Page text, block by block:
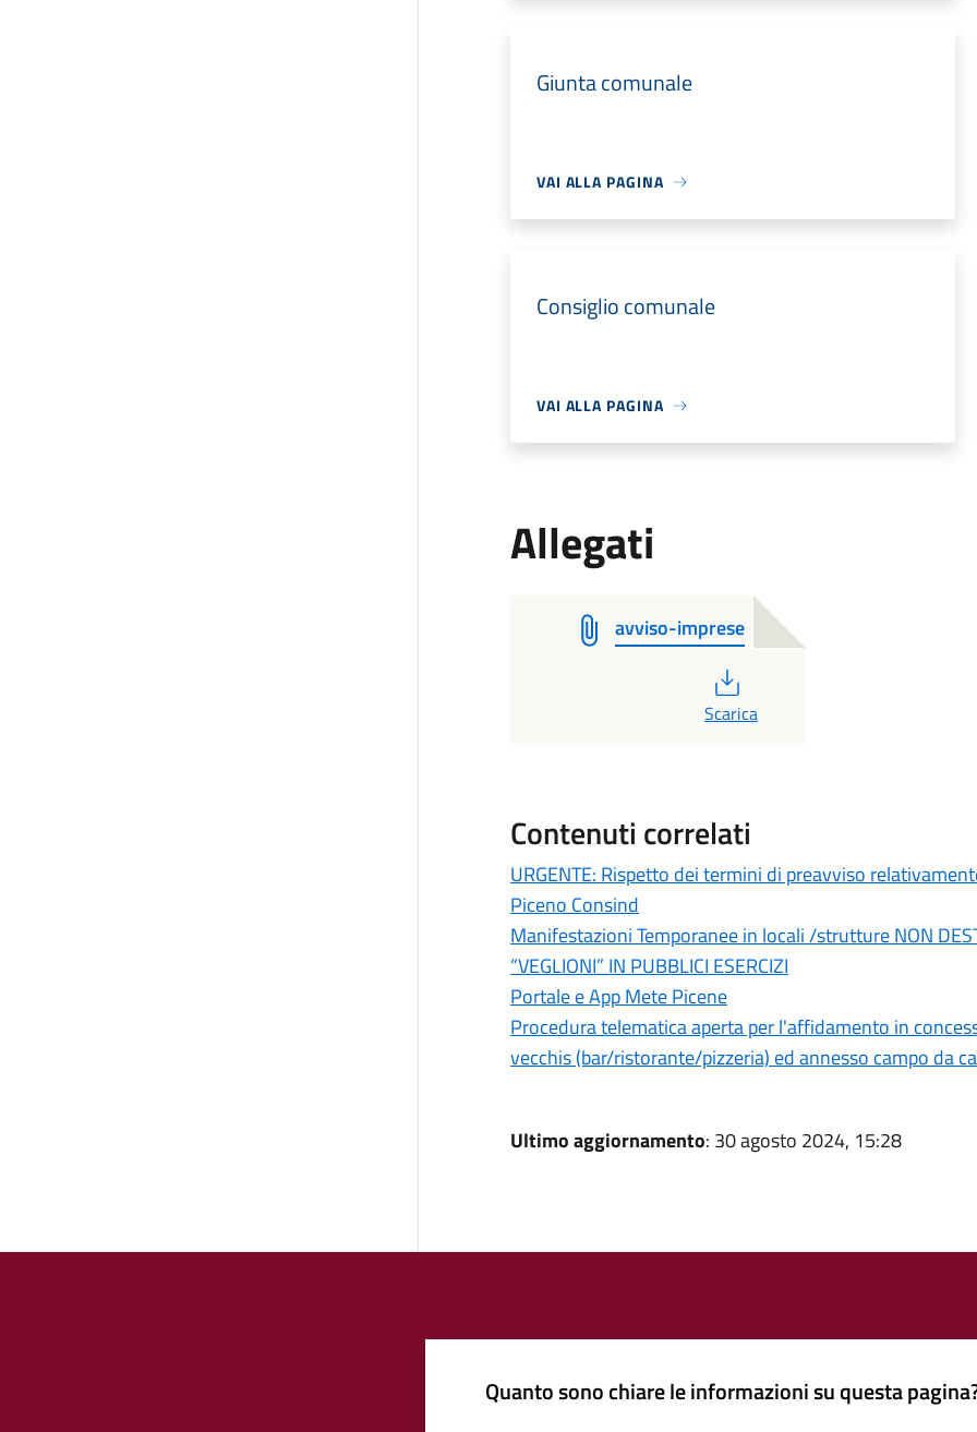
Giunta comunale
VAI ALLA PAGINA
Consiglio comunale
VAI ALLA PAGINA
Allegati
avviso-imprese
Scarica
Contenuti correlati
URGENTE: Rispetto dei termini di preavviso
Piceno Consind
Manifestazioni Temporanee in locali /strutture NON
“VEGLIONI” IN PUBBLICI ESERCIZI
Portale e App Mete Picene
Procedura telematica aperta per l'affidamento in
vecchis (bar/ristorante/pizzeria) ed annesso campo da
Ultimo aggiornamento: 30 agosto 2024, 15:28
Quanto sono chiare le informazioni su questa